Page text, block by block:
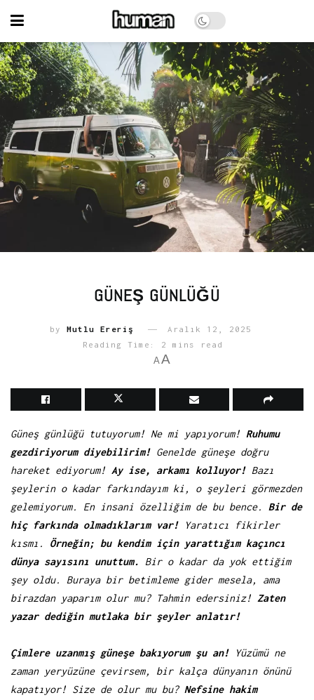
GÜNEŞ GÜNLÜĞÜ
by Mutlu Ereriş
Aralık 12, 2025
Reading Time: 2 mins read
A A
Güneş günlüğü tutuyorum! Ne mi yapıyorum! Ruhumu
gezdiriyorum diyebilirim! Genelde güneşe doğru
hareket ediyorum! Ay ise, arkamı kolluyor! Bazı
şeylerin o kadar farkındayım ki, o şeyleri görmezden
gelemiyorum. En insani özelliğim de bu bence. Bir de
hiç farkında olmadıklarım var! Yaratıcı fikirler
kısmı. Örneğin; bu kendim için yarattığım kaçıncı
dünya sayısını unuttum. Bir o kadar da yok ettiğim
şey oldu. Buraya bir betimleme gider mesela, ama
birazdan yaparım olur mu? Tahmin edersiniz! Zaten
yazar dediğin mutlaka bir şeyler anlatır!
Çimlere uzanmış güneşe bakıyorum şu an! Yüzümü ne
zaman yeryüzüne çevirsem, bir kalça dünyanın önünü
kapatıyor! Size de olur mu bu? Nefsine hakim